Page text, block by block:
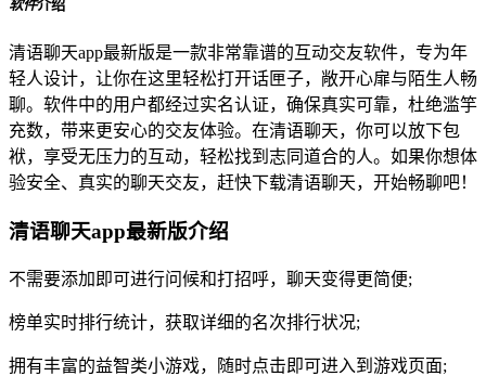
软件介绍
清语聊天app最新版是一款非常靠谱的互动交友软件，专为年
轻人设计，让你在这里轻松打开话匣子，敞开心扉与陌生人畅
聊。软件中的用户都经过实名认证，确保真实可靠，杜绝滥竽
充数，带来更安心的交友体验。在清语聊天，你可以放下包
袱，享受无压力的互动，轻松找到志同道合的人。如果你想体
验安全、真实的聊天交友，赶快下载清语聊天，开始畅聊吧！
清语聊天app最新版介绍
不需要添加即可进行问候和打招呼，聊天变得更简便;
榜单实时排行统计，获取详细的名次排行状况;
拥有丰富的益智类小游戏，随时点击即可进入到游戏页面;